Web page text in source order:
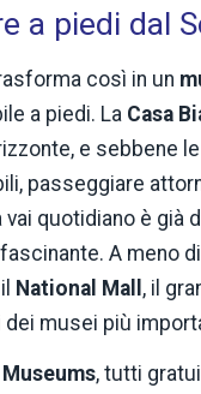
a piedi dal
così in un
a piedi. La Casa
e sebbene
passeggiare
vai quotidiano è già
A meno
National Mall , il
musei più
, tutti